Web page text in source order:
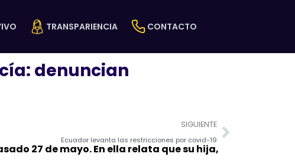
TRANSPARIENCIA CONTACTO
denuncian
SIGUIENTE
Ecuador levanta las restricciones por covid-19
Next
27 de mayo. En ella relata que su hija,